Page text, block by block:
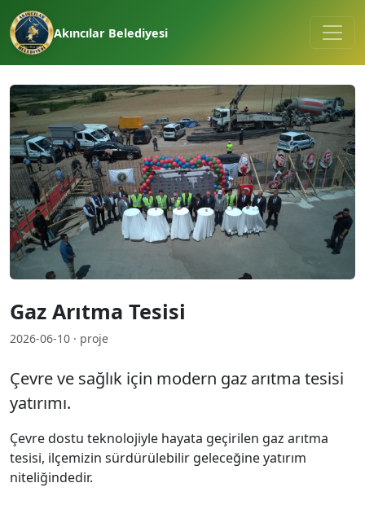
Akıncılar Belediyesi
Gaz Arıtma Tesisi
2026-06-10 · proje
Çevre ve sağlık için modern gaz arıtma tesisi
yatırımı.
Çevre dostu teknolojiyle hayata geçirilen gaz arıtma
tesisi, ilçemizin sürdürülebilir geleceğine yatırım
niteliğindedir.